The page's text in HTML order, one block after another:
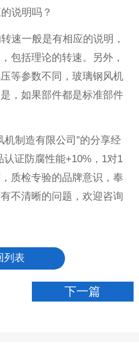
说明吗？
速一般是有相应的说明，
包括理论的转速。另外，
等参数不同，玻璃钢风机
，如果部件都是标准部件
制造有限公司”的分享经
证防腐性能+10%，1对1
质检专验的品牌意识，奉
不清晰的问题，欢迎咨询
列表
下一篇